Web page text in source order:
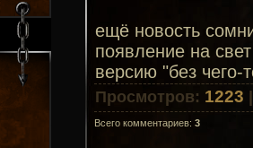
ещё новость
появление на
версию "без чего-
Просмотров: 1223
Всего комментариев: 3